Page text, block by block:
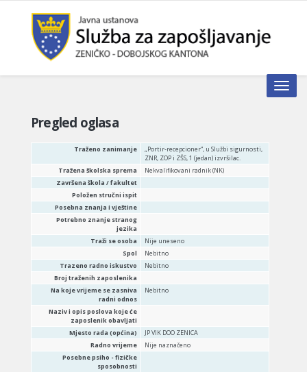
Toggle
Pregled oglasa
Traženo zanimanje
„Portir-recepcioner“, u Službi sigurnosti,
ZNR, ZOP i ZŠS, 1 (jedan) izvršilac.
Tražena školska sprema
Nekvalifikovani radnik (NK)
Završena škola / fakultet
Položen stručni ispit
Posebna znanja i vještine
Potrebno znanje stranog
jezika
Traži se osoba
Nije uneseno
Spol
Nebitno
Trazeno radno iskustvo
Nebitno
Broj traženih zaposlenika
Na koje vrijeme se zasniva
radni odnos
Nebitno
Naziv i opis poslova koje će
zaposlenik obavljati
Mjesto rada (općina)
JP VIK DOO ZENICA
Radno vrijeme
Nije naznačeno
Posebne psiho - fizičke
sposobnosti